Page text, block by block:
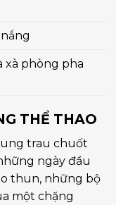
xà phòng pha
THỂ THAO
trau chuốt
ngày đầu
thun, những bộ
một chặng